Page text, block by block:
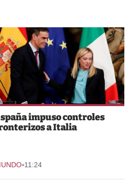
impuso controles
a Italia
-11:24